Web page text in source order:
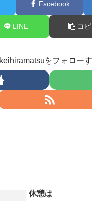
Facebook
LINE コ
keihiramatsuをフォロー
休憩は